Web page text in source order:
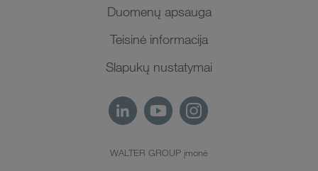
Duomenų apsauga
Teisinė informacija
Slapukų nustatymai
WALTER GROUP įmonė